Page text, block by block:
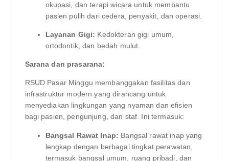
okupasi, dan terapi wicara untuk membantu
pasien pulih dari cedera, penyakit, dan operasi.
Layanan Gigi: Kedokteran gigi umum,
ortodontik, dan bedah mulut.
Sarana dan prasarana:
RSUD Pasar Minggu membanggakan fasilitas dan
infrastruktur modern yang dirancang untuk
menyediakan lingkungan yang nyaman dan efisien
bagi pasien, pengunjung, dan staf. Ini termasuk:
Bangsal Rawat Inap: Bangsal rawat inap yang
lengkap dengan berbagai tingkat perawatan,
termasuk bangsal umum, ruang pribadi, dan